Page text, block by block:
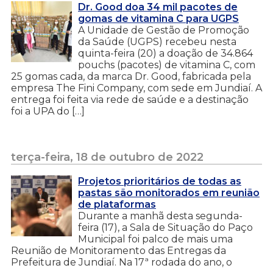
Dr. Good doa 34 mil pacotes de
gomas de vitamina C para UGPS
A Unidade de Gestão de Promoção
da Saúde (UGPS) recebeu nesta
quinta-feira (20) a doação de 34.864
pouchs (pacotes) de vitamina C, com
25 gomas cada, da marca Dr. Good, fabricada pela
empresa The Fini Company, com sede em Jundiaí. A
entrega foi feita via rede de saúde e a destinação
foi a UPA do […]
terça-feira, 18 de outubro de 2022
Projetos prioritários de todas as
pastas são monitorados em reunião
de plataformas
Durante a manhã desta segunda-
feira (17), a Sala de Situação do Paço
Municipal foi palco de mais uma
Reunião de Monitoramento das Entregas da
Prefeitura de Jundiaí. Na 17ª rodada do ano, o